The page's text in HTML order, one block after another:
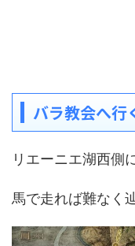
バラ教会へ行
リエーニエ湖西側
馬で走れば難なく